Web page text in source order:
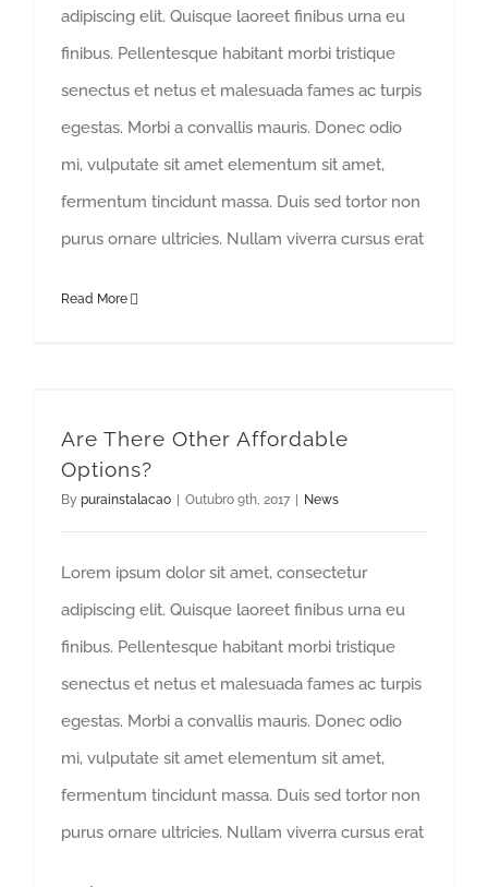
adipiscing elit. Quisque laoreet finibus urna eu
finibus. Pellentesque habitant morbi tristique
senectus et netus et malesuada fames ac turpis
egestas. Morbi a convallis mauris. Donec odio
mi, vulputate sit amet elementum sit amet,
fermentum tincidunt massa. Duis sed tortor non
purus ornare ultricies. Nullam viverra cursus erat
Read More
Are There Other Affordable
Options?
By purainstalacao Outubro 9th, 2017 News
Lorem ipsum dolor sit amet, consectetur
adipiscing elit. Quisque laoreet finibus urna eu
finibus. Pellentesque habitant morbi tristique
senectus et netus et malesuada fames ac turpis
egestas. Morbi a convallis mauris. Donec odio
mi, vulputate sit amet elementum sit amet,
fermentum tincidunt massa. Duis sed tortor non
purus ornare ultricies. Nullam viverra cursus erat